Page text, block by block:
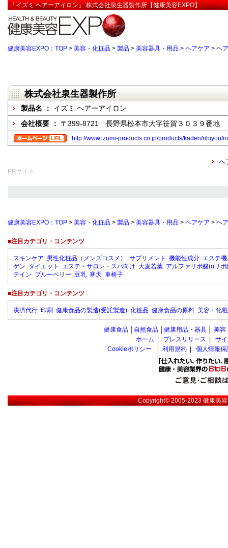
「イズミ ヘアーアイロン」:株式会社泉生器製作所【健康美容EXPO】
健康美容EXPO：TOP > 美容・化粧品 > 製品 > 美容器具・用品 > ヘアケア > ヘ
株式会社泉生器製作所
製品名 ： イズミ ヘアーアイロン
会社概要 ： 〒399-8721 長野県松本市大字笹賀３０３９番地
http://www.izumi-products.co.jp/products/kaden/ribiyou/
ヘ
PRサイト
健康美容EXPO：TOP > 美容・化粧品 > 製品 > 美容器具・用品 > ヘアケア > ヘ
■注目カテゴリ・コンテンツ
スキンケア 男性化粧品（メンズコスメ） サプリメント 機能性成分 エステ
ゲン ダイエット エステ・サロン・スパ向け 大麦若葉 アルファリポ酸(αリポ
テイン ブルーベリー 豆乳 寒天 車椅子
■注目カテゴリ・コンテンツ
決済代行 印刷 健康食品の製造(受託製造) 化粧品 健康食品の原料 美容・化
健康食品 自然食品 健康用品・器具 美容
ホーム
プレスリリース
サ
Cookieポリシー
利用規約 個人情報
Copyright© 2005-2023健康美